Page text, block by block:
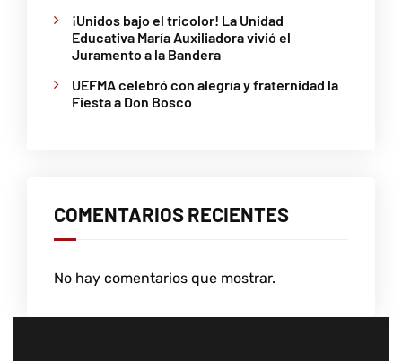
¡Unidos bajo el tricolor! La Unidad
Educativa María Auxiliadora vivió el
Juramento a la Bandera
UEFMA celebró con alegría y fraternidad la
Fiesta a Don Bosco
COMENTARIOS RECIENTES
No hay comentarios que mostrar.